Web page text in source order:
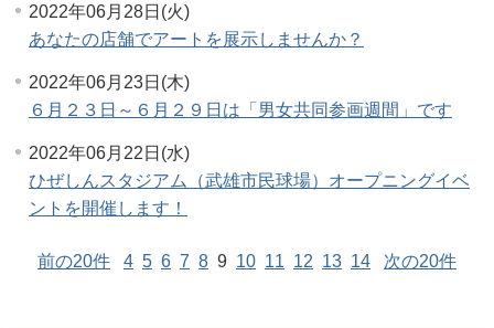
2022年06月28日(火)
あなたの店舗でアートを展示しませんか？
2022年06月23日(木)
６月２３日～６月２９日は「男女共同参画週間」です
2022年06月22日(水)
ひぜしんスタジアム（武雄市民球場）オープニングイベ
ントを開催します！
前の20件 4 5 6 7 8 9 10 11 12 13 14 次の20件